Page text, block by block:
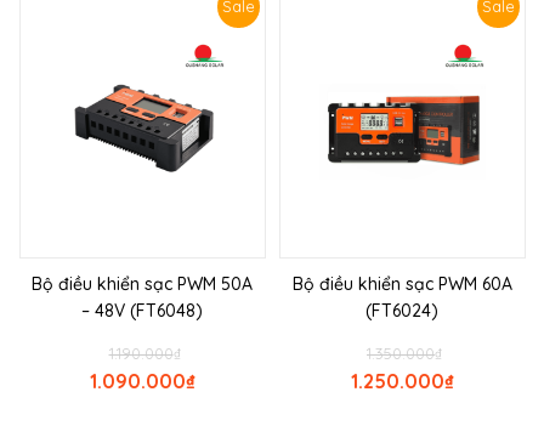
Sale
Bộ điều khiển sạc PWM 50A
– 48V (FT6048)
₫
1.190.000
₫
1.090.000
Sale
Bộ điều khiển sạc PWM 60A
(FT6024)
₫
1.350.000
₫
1.250.000